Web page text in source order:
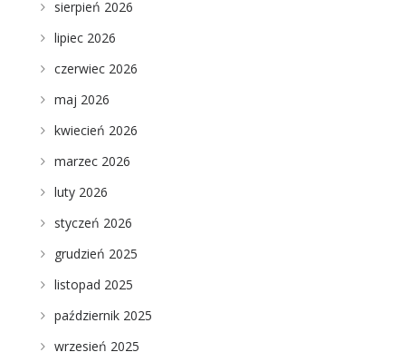
sierpień 2026
lipiec 2026
czerwiec 2026
maj 2026
kwiecień 2026
marzec 2026
luty 2026
styczeń 2026
grudzień 2025
listopad 2025
październik 2025
wrzesień 2025